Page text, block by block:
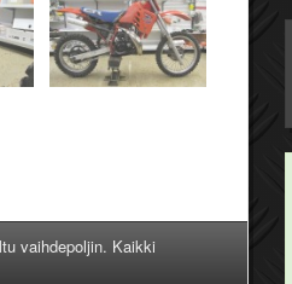
vaihdepoljin. Kaikki